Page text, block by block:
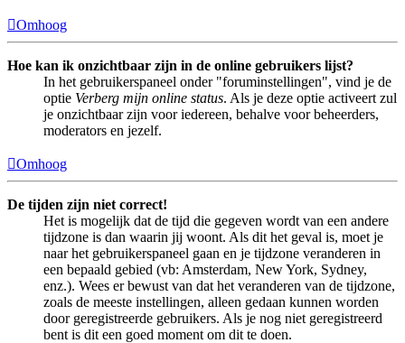
Omhoog
Hoe kan ik onzichtbaar zijn in de online gebruikers lijst?
In het gebruikerspaneel onder "foruminstellingen", vind je de
optie Verberg mijn online status. Als je deze optie activeert zul
je onzichtbaar zijn voor iedereen, behalve voor beheerders,
moderators en jezelf.
Omhoog
De tijden zijn niet correct!
Het is mogelijk dat de tijd die gegeven wordt van een andere
tijdzone is dan waarin jij woont. Als dit het geval is, moet je
naar het gebruikerspaneel gaan en je tijdzone veranderen in
een bepaald gebied (vb: Amsterdam, New York, Sydney,
enz.). Wees er bewust van dat het veranderen van de tijdzone,
zoals de meeste instellingen, alleen gedaan kunnen worden
door geregistreerde gebruikers. Als je nog niet geregistreerd
bent is dit een goed moment om dit te doen.